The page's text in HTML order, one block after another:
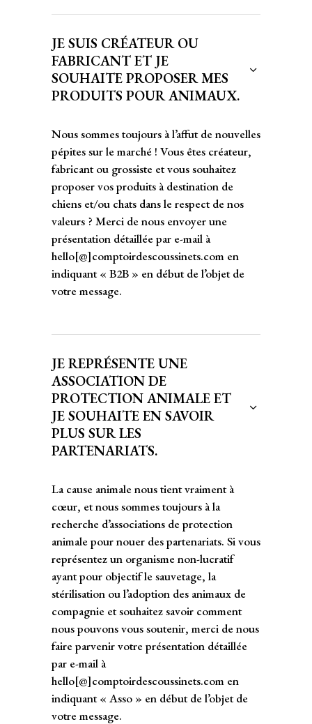
JE SUIS CRÉATEUR OU
FABRICANT ET JE
SOUHAITE PROPOSER MES
PRODUITS POUR ANIMAUX.
Nous sommes toujours à l’affut de nouvelles
pépites sur le marché ! Vous êtes créateur,
fabricant ou grossiste et vous souhaitez
proposer vos produits à destination de
chiens et/ou chats dans le respect de nos
valeurs ? Merci de nous envoyer une
présentation détaillée par e-mail à
hello[@]comptoirdescoussinets.com en
indiquant « B2B » en début de l’objet de
votre message.
JE REPRÉSENTE UNE
ASSOCIATION DE
PROTECTION ANIMALE ET
JE SOUHAITE EN SAVOIR
PLUS SUR LES
PARTENARIATS.
La cause animale nous tient vraiment à
cœur, et nous sommes toujours à la
recherche d’associations de protection
animale pour nouer des partenariats. Si vous
représentez un organisme non-lucratif
ayant pour objectif le sauvetage, la
stérilisation ou l’adoption des animaux de
compagnie et souhaitez savoir comment
nous pouvons vous soutenir, merci de nous
faire parvenir votre présentation détaillée
par e-mail à
hello[@]comptoirdescoussinets.com en
indiquant « Asso » en début de l’objet de
votre message.